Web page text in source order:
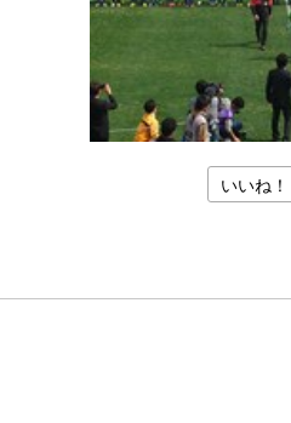
いいね！